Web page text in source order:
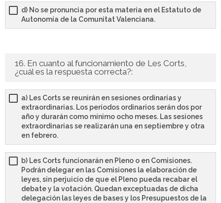
d) No se pronuncia por esta materia en el Estatuto de
Autonomía de la Comunitat Valenciana.
16. En cuanto al funcionamiento de Les Corts,
¿cuál es la respuesta correcta?:
a) Les Corts se reunirán en sesiones ordinarias y
extraordinarias. Los períodos ordinarios serán dos por
año y durarán como mínimo ocho meses. Las sesiones
extraordinarias se realizarán una en septiembre y otra
en febrero.
b) Les Corts funcionarán en Pleno o en Comisiones.
Podrán delegar en las Comisiones la elaboración de
leyes, sin perjuicio de que el Pleno pueda recabar el
debate y la votación. Quedan exceptuadas de dicha
delegación las leyes de bases y los Presupuestos de la